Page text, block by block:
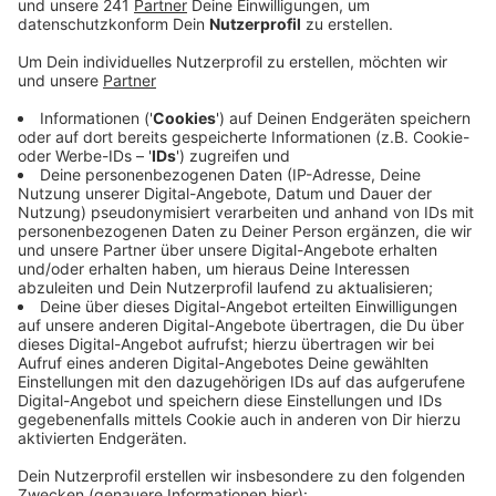
Gegenverkehr und krachte dort frontal gegen ein
anderes Auto.
Veröffentlicht:Donnerstag, 02.01.2025 05:46
Anzeige
Auch drei Kinder wurden verletzt
Anzeige
Die beiden Fahrer der Autos sowie eine Beifahrerin
wurden schwer verletzt. Außerdem saßen in dem
entgegenkommenden Auto mehrere Kinder, drei von
ihnen verletzten sich leicht. Die drei Erwachsenen und
die drei Kinder wurden in Krankenhäuser gebracht. Bis
in die Nacht war ein spezielles Unfall-Aufnahmeteam